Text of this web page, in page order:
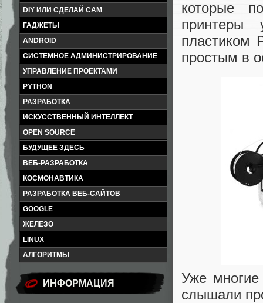
DIY ИЛИ СДЕЛАЙ САМ
ГАДЖЕТЫ
ANDROID
СИСТЕМНОЕ АДМИНИСТРИРОВАНИЕ
УПРАВЛЕНИЕ ПРОЕКТАМИ
PYTHON
РАЗРАБОТКА
ИСКУССТВЕННЫЙ ИНТЕЛЛЕКТ
OPEN SOURCE
БУДУЩЕЕ ЗДЕСЬ
ВЕБ-РАЗРАБОТКА
КОСМОНАВТИКА
РАЗРАБОТКА ВЕБ-САЙТОВ
GOOGLE
ЖЕЛЕЗО
LINUX
АЛГОРИТМЫ
ИНФОРМАЦИЯ
которые
принтеры
пластиком
простым в
Уже многие
слышали